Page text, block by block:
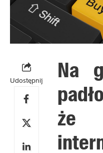
Udostępnij
Na